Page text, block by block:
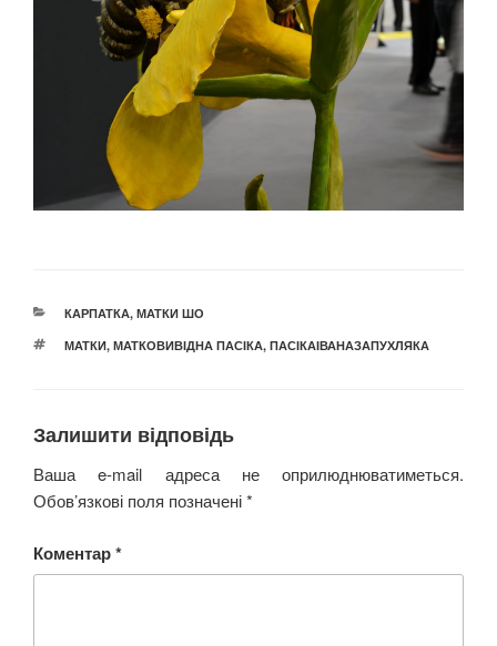
КАТЕГОРІЇ
КАРПАТКА, МАТКИ ШО
ПОЗНАЧКИ
МАТКИ, МАТКОВИВІДНА ПАСІКА, ПАСІКАІВАНАЗАПУХЛЯКА
Залишити відповідь
Ваша e-mail адреса не оприлюднюватиметься.
Обов’язкові поля позначені*
Коментар*